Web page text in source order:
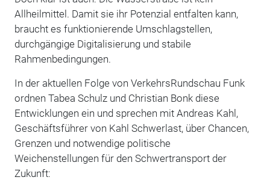
Allheilmittel. Damit sie ihr Potenzial entfalten kann,
braucht es funktionierende Umschlagstellen,
durchgängige Digitalisierung und stabile
Rahmenbedingungen.
In der aktuellen Folge von VerkehrsRundschau Funk
ordnen Tabea Schulz und Christian Bonk diese
Entwicklungen ein und sprechen mit Andreas Kahl,
Geschäftsführer von Kahl Schwerlast, über Chancen,
Grenzen und notwendige politische
Weichenstellungen für den Schwertransport der
Zukunft: